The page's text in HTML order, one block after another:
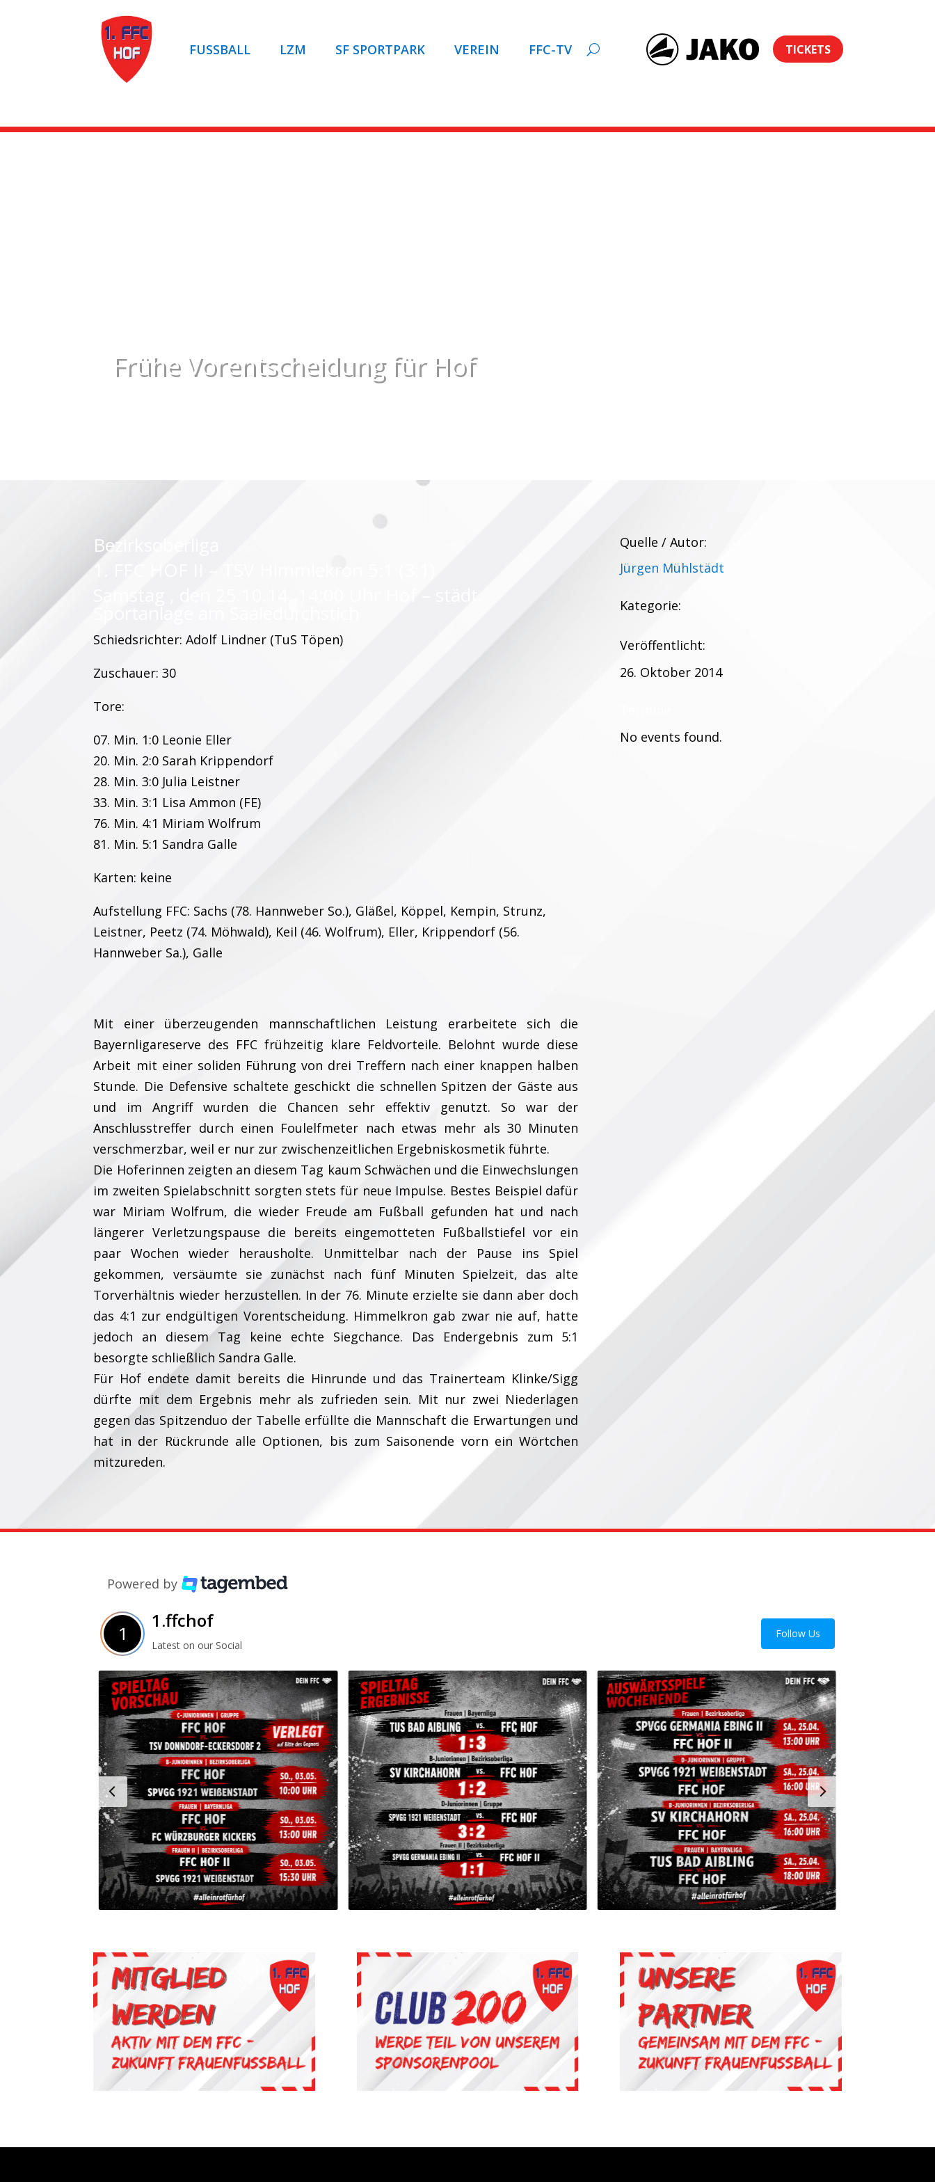
FUSSBALL LZM SF SPORTPARK VEREIN FFC-TV TICKETS
Frühe Vorentscheidung für Hof
Bezirksoberliga
1. FFC HOF II – TSV Himmlekron 5:1 (3:1)
Schiedsrichter: Adolf Lindner (TuS Töpen)
Zuschauer: 30
Tore:
07. Min. 1:0 Leonie Eller
20. Min. 2:0 Sarah Krippendorf
28. Min. 3:0 Julia Leistner
33. Min. 3:1 Lisa Ammon (FE)
76. Min. 4:1 Miriam Wolfrum
81. Min. 5:1 Sandra Galle
Karten: keine
Aufstellung FFC: Sachs (78. Hannweber So.), Gläßel, Köppel, Kempin, Strunz,
Leistner, Peetz (74. Möhwald), Keil (46. Wolfrum), Eller, Krippendorf (56.
Hannweber Sa.), Galle
Mit einer überzeugenden mannschaftlichen Leistung erarbeitete sich die
Bayernligareserve des FFC frühzeitig klare Feldvorteile. Belohnt wurde diese
Arbeit mit einer soliden Führung von drei Treffern nach einer knappen halben
Stunde. Die Defensive schaltete geschickt die schnellen Spitzen der Gäste aus
und im Angriff wurden die Chancen sehr effektiv genutzt. So war der
Anschlusstreffer durch einen Foulelfmeter nach etwas mehr als 30 Minuten
verschmerzbar, weil er nur zur zwischenzeitlichen Ergebniskosmetik führte.
Die Hoferinnen zeigten an diesem Tag kaum Schwächen und die Einwechslungen
im zweiten Spielabschnitt sorgten stets für neue Impulse. Bestes Beispiel dafür
war Miriam Wolfrum, die wieder Freude am Fußball gefunden hat und nach
längerer Verletzungspause die bereits eingemotteten Fußballstiefel vor ein
paar Wochen wieder herausholte. Unmittelbar nach der Pause ins Spiel
gekommen, versäumte sie zunächst nach fünf Minuten Spielzeit, das alte
Torverhältnis wieder herzustellen. In der 76. Minute erzielte sie dann aber doch
das 4:1 zur endgültigen Vorentscheidung. Himmelkron gab zwar nie auf, hatte
jedoch an diesem Tag keine echte Siegchance. Das Endergebnis zum 5:1
besorgte schließlich Sandra Galle.
Für Hof endete damit bereits die Hinrunde und das Trainerteam Klinke/Sigg
dürfte mit dem Ergebnis mehr als zufrieden sein. Mit nur zwei Niederlagen
gegen das Spitzenduo der Tabelle erfüllte die Mannschaft die Erwartungen und
hat in der Rückrunde alle Optionen, bis zum Saisonende vorn ein Wörtchen
mitzureden.
Quelle / Autor:
Jürgen Mühlstädt
Kategorie:
Veröffentlicht:
26. Oktober 2014
No events found.
Powered by
1.ffchof
Latest on our Social
Follow Us